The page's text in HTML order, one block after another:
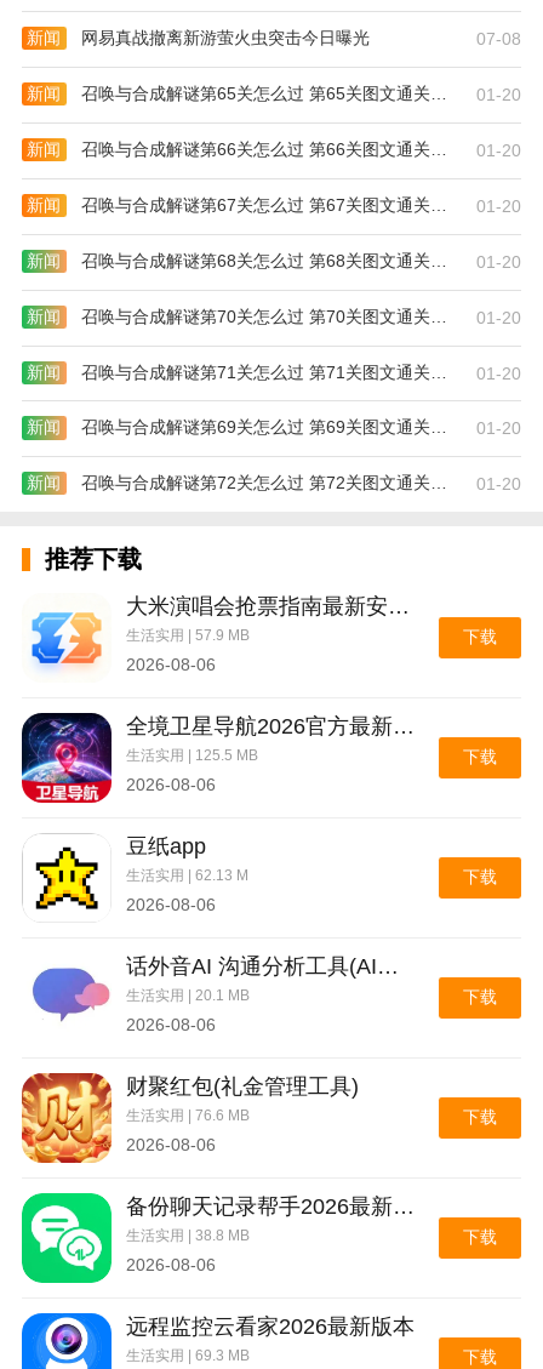
的内容吧
新闻 网易真战撤离新游萤火虫突击今日曝光 07-08
新闻 召唤与合成解谜第65关怎么过 第65关图文通关攻略 01-20
新闻 召唤与合成解谜第66关怎么过 第66关图文通关攻略 01-20
新闻 召唤与合成解谜第67关怎么过 第67关图文通关攻略 01-20
新闻 召唤与合成解谜第68关怎么过 第68关图文通关攻略 01-20
新闻 召唤与合成解谜第70关怎么过 第70关图文通关攻略 01-20
新闻 召唤与合成解谜第71关怎么过 第71关图文通关攻略 01-20
新闻 召唤与合成解谜第69关怎么过 第69关图文通关攻略 01-20
新闻 召唤与合成解谜第72关怎么过 第72关图文通关攻略 01-20
推荐下载
大米演唱会抢票指南最新安卓版
生活实用 | 57.9 MB
2026-08-06
下载
全境卫星导航2026官方最新版本
生活实用 | 125.5 MB
2026-08-06
下载
豆纸app
生活实用 | 62.13 M
2026-08-06
下载
话外音AI 沟通分析工具(AI沟通分析工具)
生活实用 | 20.1 MB
2026-08-06
下载
财聚红包(礼金管理工具)
生活实用 | 76.6 MB
2026-08-06
下载
备份聊天记录帮手2026最新版本
生活实用 | 38.8 MB
2026-08-06
下载
远程监控云看家2026最新版本
生活实用 | 69.3 MB 下载